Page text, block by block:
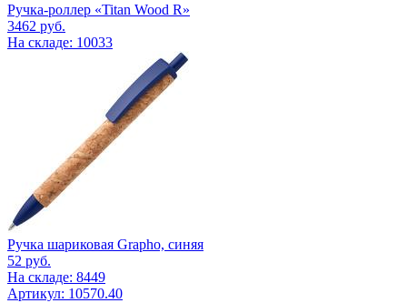
Ручка-роллер «Titan Wood R»
3462 руб.
На складе: 10033
Ручка шариковая Grapho, синяя
52 руб.
На складе: 8449
Артикул: 10570.40